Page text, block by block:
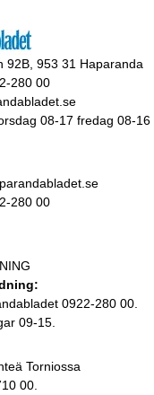
92B, 953 31 Haparanda
280 00
08-17 fredag 08-16
280 00
0922-280 00.
09-15.
Torniossa
00.